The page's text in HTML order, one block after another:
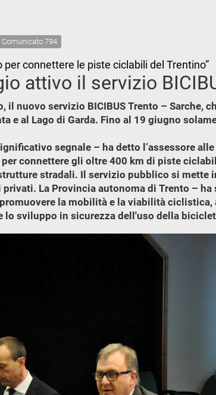
Comunicato 794
per connettere le piste ciclabili del Trentino”
attivo il servizio
il nuovo servizio BICIBUS Trento – Sarche,
e al Lago di Garda. Fino al 19 giugno
segnale – ha detto l’assessore
connettere gli oltre 400 km di piste
stradali. Il servizio pubblico si mette
privati. La Provincia autonoma di Trento –
la mobilità e la viabilità
lo sviluppo in sicurezza dell'uso della